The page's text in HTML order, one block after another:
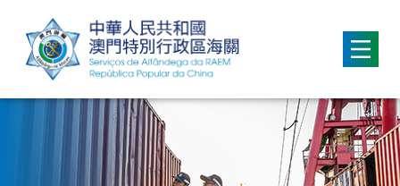
移動到内容區域